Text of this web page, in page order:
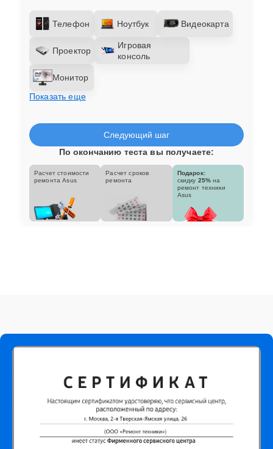
Телефон Ноутбук Видеокарта
Проектор
Игровая
консоль
Монитор
Показать еще
Следующий шаг
По окончанию теста вы получаете:
Расчет стоимости
ремонта Asus
Расчет сроков
ремонта
Подарок:
скидку 25% на
ремонт техники
Asus